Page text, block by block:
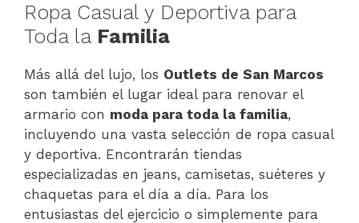
Ropa Casual y Deportiva para
Toda la Familia
Más allá del lujo, los Outlets de San Marcos
son también el lugar ideal para renovar el
armario con moda para toda la familia,
incluyendo una vasta selección de ropa casual
y deportiva. Encontrarán tiendas
especializadas en jeans, camisetas, suéteres y
chaquetas para el día a día. Para los
entusiastas del ejercicio o simplemente para